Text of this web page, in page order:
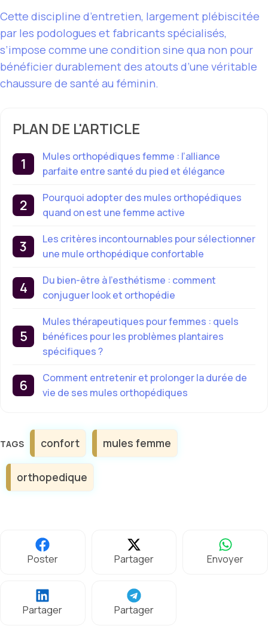
Cette discipline d’entretien, largement plébiscitée
par les podologues et fabricants spécialisés,
s’impose comme une condition sine qua non pour
bénéficier durablement des atouts d’une véritable
chaussure de santé au féminin.
PLAN DE L'ARTICLE
Mules orthopédiques femme : l’alliance
parfaite entre santé du pied et élégance
Pourquoi adopter des mules orthopédiques
quand on est une femme active
Les critères incontournables pour sélectionner
une mule orthopédique confortable
Du bien-être à l’esthétisme : comment
conjuguer look et orthopédie
Mules thérapeutiques pour femmes : quels
bénéfices pour les problèmes plantaires
spécifiques ?
Comment entretenir et prolonger la durée de
vie de ses mules orthopédiques
Étiquettes
confort mules femme
orthopedique
Poster Partager Envoyer
Partager Partager